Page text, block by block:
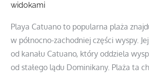
widokami
Playa Catuano to popularna plaża
w północno-zachodniej części wyspy.
od kanału Catuano, który oddziela
od stałego lądu Dominikany. Plaża ta